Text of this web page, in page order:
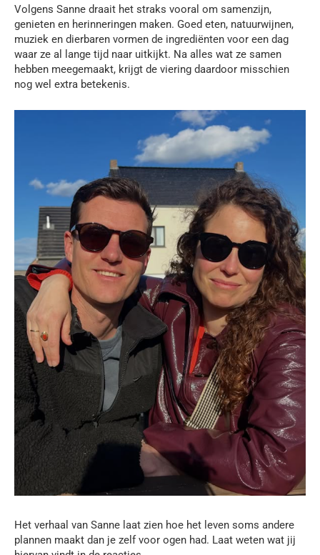
Volgens Sanne draait het straks vooral om samenzijn,
genieten en herinneringen maken. Goed eten, natuurwijnen,
muziek en dierbaren vormen de ingrediënten voor een dag
waar ze al lange tijd naar uitkijkt. Na alles wat ze samen
hebben meegemaakt, krijgt de viering daardoor misschien
nog wel extra betekenis.
Het verhaal van Sanne laat zien hoe het leven soms andere
plannen maakt dan je zelf voor ogen had. Laat weten wat jij